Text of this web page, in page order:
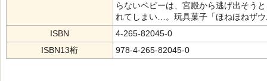
らないベビーは、宮殿から逃げ出そう
れてしまい…。玩具菓子「ほねほねザ
ISBN
4-265-82045-0
ISBN13桁
978-4-265-82045-0